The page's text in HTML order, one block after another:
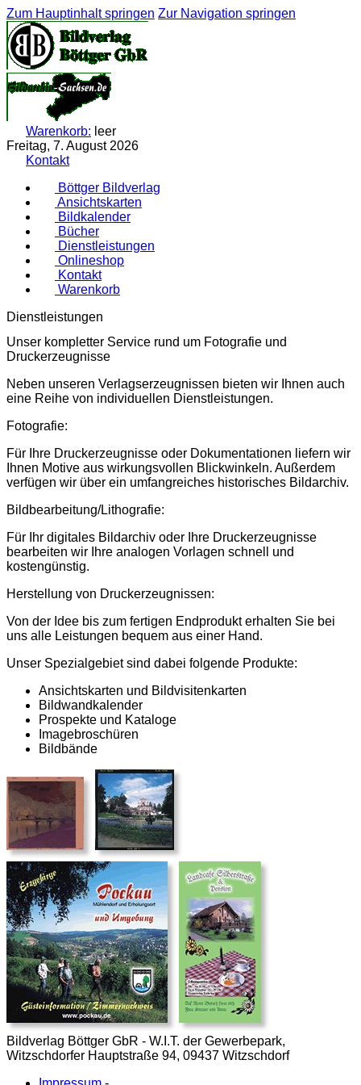
Zum Hauptinhalt springen Zur Navigation springen
Warenkorb: leer
Freitag, 7. August 2026
Kontakt
Böttger Bildverlag
Ansichtskarten
Bildkalender
Bücher
Dienstleistungen
Onlineshop
Kontakt
Warenkorb
Dienstleistungen
Unser kompletter Service rund um Fotografie und
Druckerzeugnisse
Neben unseren Verlagserzeugnissen bieten wir Ihnen auch
eine Reihe von individuellen Dienstleistungen.
Fotografie:
Für Ihre Druckerzeugnisse oder Dokumentationen liefern wir
Ihnen Motive aus wirkungsvollen Blickwinkeln. Außerdem
verfügen wir über ein umfangreiches historisches Bildarchiv.
Bildbearbeitung/Lithografie:
Für Ihr digitales Bildarchiv oder Ihre Druckerzeugnisse
bearbeiten wir Ihre analogen Vorlagen schnell und
kostengünstig.
Herstellung von Druckerzeugnissen:
Von der Idee bis zum fertigen Endprodukt erhalten Sie bei
uns alle Leistungen bequem aus einer Hand.
Unser Spezialgebiet sind dabei folgende Produkte:
Ansichtskarten und Bildvisitenkarten
Bildwandkalender
Prospekte und Kataloge
Imagebroschüren
Bildbände
Bildverlag Böttger GbR - W.I.T. der Gewerbepark,
Witzschdorfer Hauptstraße 94, 09437 Witzschdorf